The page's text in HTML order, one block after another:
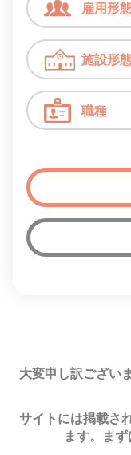
雇用形
施設形
職種
大変申し訳ござい
サイトには掲載さ
ます。ま